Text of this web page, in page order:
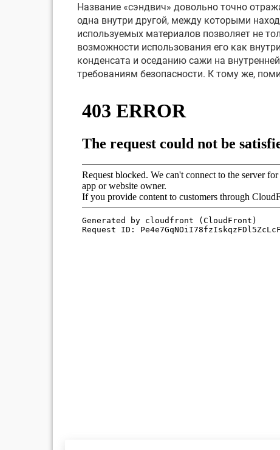
Название «сэндвич» довольно точно
одна внутри другой, между которыми
используемых материалов позволяет не
возможности использования его как
конденсата и оседанию сажи на
требованиям безопасности. К тому же,